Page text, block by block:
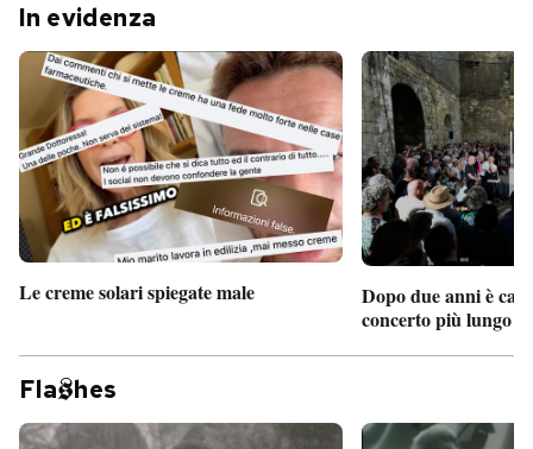
In evidenza
Le creme solari spiegate male
Dopo due anni è
concerto più lungo
Fla hes